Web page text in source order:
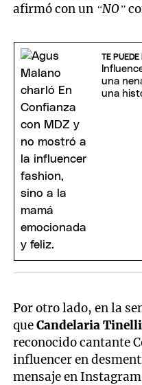
afirmó con un “NO”
TE PUEDE
una
una
Por otro lado, en la
queCandelaria Tinelli
reconocido cantante
influencer en
mensaje en